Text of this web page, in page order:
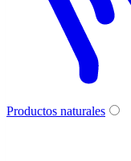
Productos naturales